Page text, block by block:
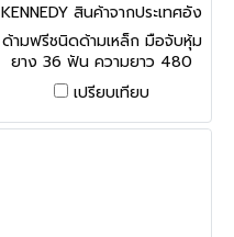
KENNEDY สินค้าจากประเทศอัง
กฤษ-1
ด้ามฟรีชนิดด้ามเหล็ก มือจับหุ้ม
ยาง 36 ฟัน ความยาว 480
มม. Kennedy Non-
Reversible Rubber Grip
Quick Release, 3/4
เปรียบเทียบ